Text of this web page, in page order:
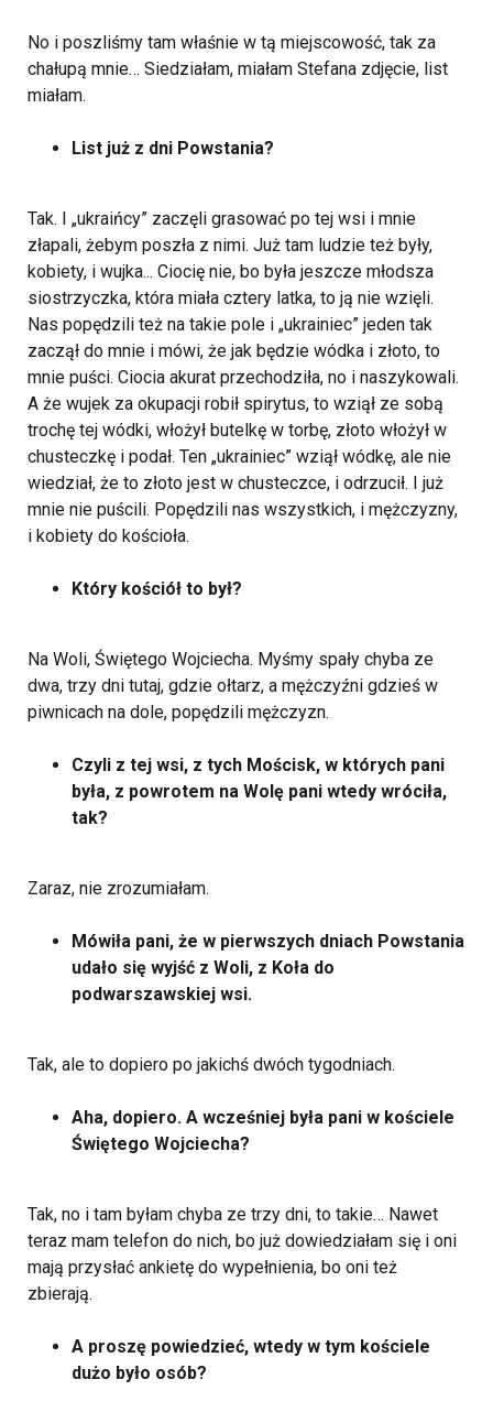
No i poszliśmy tam właśnie w tą miejscowość, tak za
chałupą mnie… Siedziałam, miałam Stefana zdjęcie, list
miałam.
List już z dni Powstania?
Tak. I „ukraińcy” zaczęli grasować po tej wsi i mnie
złapali, żebym poszła z nimi. Już tam ludzie też były,
kobiety, i wujka... Ciocię nie, bo była jeszcze młodsza
siostrzyczka, która miała cztery latka, to ją nie wzięli.
Nas popędzili też na takie pole i „ukrainiec” jeden tak
zaczął do mnie i mówi, że jak będzie wódka i złoto, to
mnie puści. Ciocia akurat przechodziła, no i naszykowali.
A że wujek za okupacji robił spirytus, to wziął ze sobą
trochę tej wódki, włożył butelkę w torbę, złoto włożył w
chusteczkę i podał. Ten „ukrainiec” wziął wódkę, ale nie
wiedział, że to złoto jest w chusteczce, i odrzucił. I już
mnie nie puścili. Popędzili nas wszystkich, i mężczyzny,
i kobiety do kościoła.
Który kościół to był?
Na Woli, Świętego Wojciecha. Myśmy spały chyba ze
dwa, trzy dni tutaj, gdzie ołtarz, a mężczyźni gdzieś w
piwnicach na dole, popędzili mężczyzn.
Czyli z tej wsi, z tych Mościsk, w których pani
była, z powrotem na Wolę pani wtedy wróciła,
tak?
Zaraz, nie zrozumiałam.
Mówiła pani, że w pierwszych dniach Powstania
udało się wyjść z Woli, z Koła do
podwarszawskiej wsi.
Tak, ale to dopiero po jakichś dwóch tygodniach.
Aha, dopiero. A wcześniej była pani w kościele
Świętego Wojciecha?
Tak, no i tam byłam chyba ze trzy dni, to takie… Nawet
teraz mam telefon do nich, bo już dowiedziałam się i oni
mają przysłać ankietę do wypełnienia, bo oni też
zbierają.
A proszę powiedzieć, wtedy w tym kościele
dużo było osób?